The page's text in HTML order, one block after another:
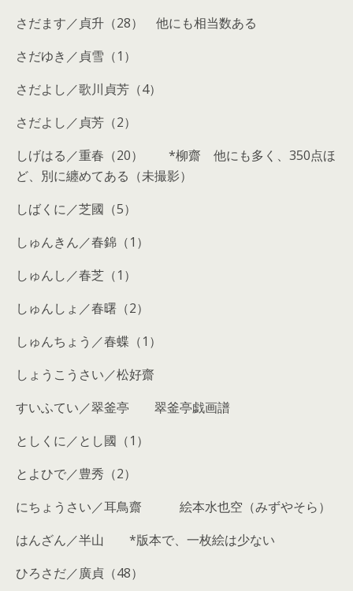
さだます／貞升（28） 他にも相当数ある
さだゆき／貞雪（1）
さだよし／歌川貞芳（4）
さだよし／貞芳（2）
しげはる／重春（20） *柳齋 他にも多く、350点ほ
ど、別に纏めてある（未撮影）
しばくに／芝國（5）
しゅんきん／春錦（1）
しゅんし／春芝（1）
しゅんしょ／春曙（2）
しゅんちょう／春蝶（1）
しょうこうさい／松好齋
すいふてい／翠釜亭 翠釜亭戯画譜
としくに／とし國（1）
とよひで／豊秀（2）
にちょうさい／耳鳥齋 絵本水也空（みずやそら）
はんざん／半山 *版本で、一枚絵は少ない
ひろさだ／廣貞（48）